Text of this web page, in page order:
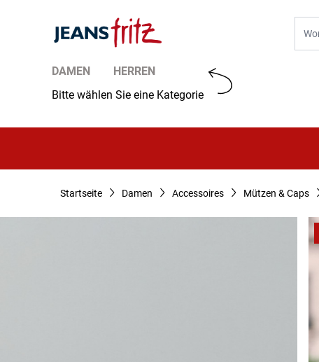
DAMEN
HERREN
Bitte wählen Sie eine Kategorie
Startseite Damen Accessoires Mützen & Caps